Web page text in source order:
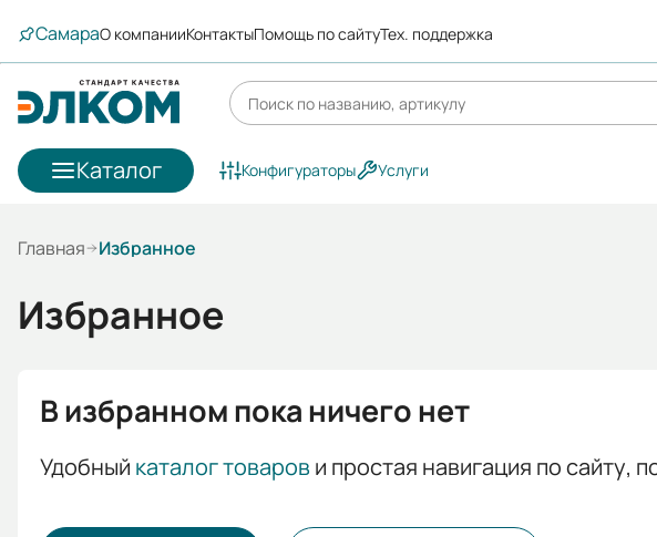
СамараО компанииКонтактыПомощь по сайтуТех. поддержка
Каталог Конфигураторы Услуги
Главная Избранное
Избранное
В избранном пока ничего нет
Удобный каталог товаров и простая навигация по сайту,